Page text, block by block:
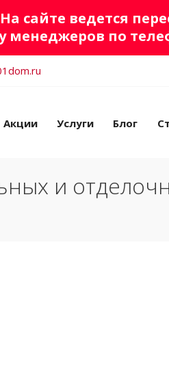
сайте ведется
менеджеров по
Акции Услуги Блог
и